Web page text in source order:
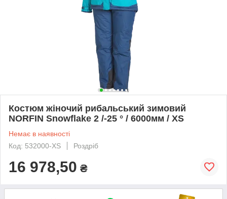
Костюм жіночий рибальський зимовий
NORFIN Snowflake 2 /-25 ° / 6000мм / XS
Немає в наявності
Код: 532000-XS
Роздріб
16 978,50 ₴